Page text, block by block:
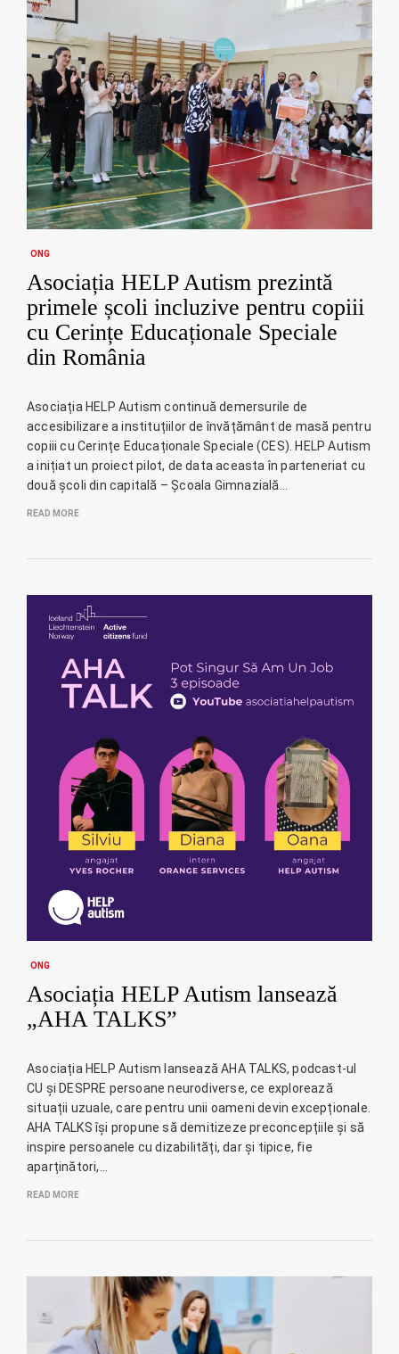
ONG
Asociația HELP Autism prezintă
primele școli incluzive pentru copiii
cu Cerințe Educaționale Speciale
din România
Asociația HELP Autism continuă demersurile de
accesibilizare a instituțiilor de învățământ de masă pentru
copiii cu Cerințe Educaționale Speciale (CES). HELP Autism
a inițiat un proiect pilot, de data aceasta în parteneriat cu
două școli din capitală – Școala Gimnazială…
READ MORE
ONG
Asociația HELP Autism lansează
„AHA TALKS”
Asociația HELP Autism lansează AHA TALKS, podcast-ul
CU și DESPRE persoane neurodiverse, ce explorează
situații uzuale, care pentru unii oameni devin excepționale.
AHA TALKS își propune să demitizeze preconcepțiile și să
inspire persoanele cu dizabilități, dar și tipice, fie
aparținători,…
READ MORE